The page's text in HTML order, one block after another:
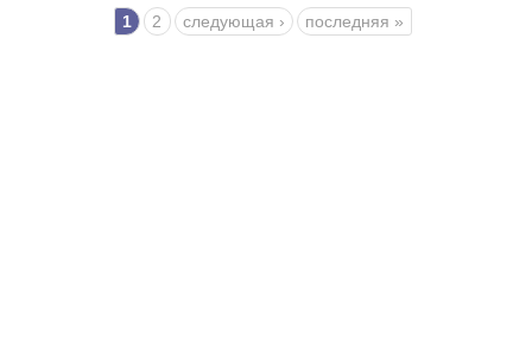
1 2 следующая › последняя »